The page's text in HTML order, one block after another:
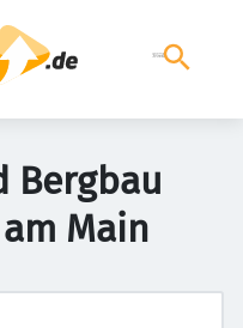
Bergbau
Main